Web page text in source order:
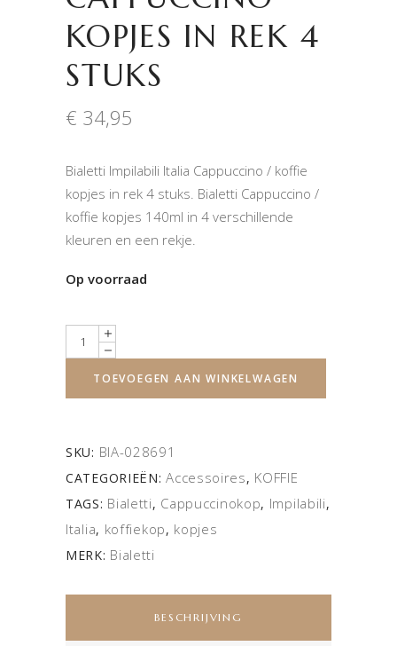
KOPJES IN REK 4
STUKS
€ 34,95
Bialetti Impilabili Italia Cappuccino / koffie
kopjes in rek 4 stuks. Bialetti Cappuccino /
koffie kopjes 140ml in 4 verschillende
kleuren en een rekje.
Op voorraad
Quantity
TOEVOEGEN AAN WINKELWAGEN
SKU: BIA-028691
CATEGORIEËN:Accessoires, KOFFIE
TAGS: Bialetti, Cappuccinokop, Impilabili,
Italia, koffiekop, kopjes
MERK: Bialetti
BESCHRIJVING